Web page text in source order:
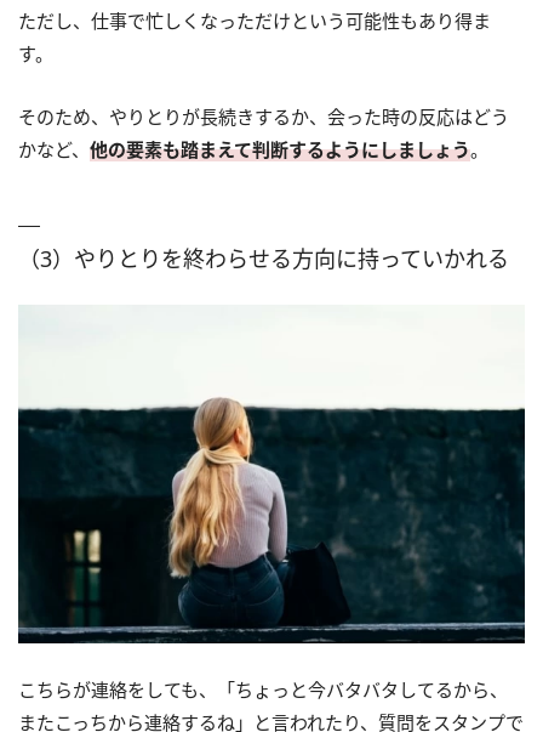
ただし、仕事で忙しくなっただけという可能性もあり得ま
す。
そのため、やりとりが長続きするか、会った時の反応はどう
かなど、 他の要素も踏まえて判断するようにしましょう。
（3）やりとりを終わらせる方向に持っていかれる
こちらが連絡をしても、「ちょっと今バタバタしてるから、
またこっちから連絡するね」と言われたり、質問をスタンプで